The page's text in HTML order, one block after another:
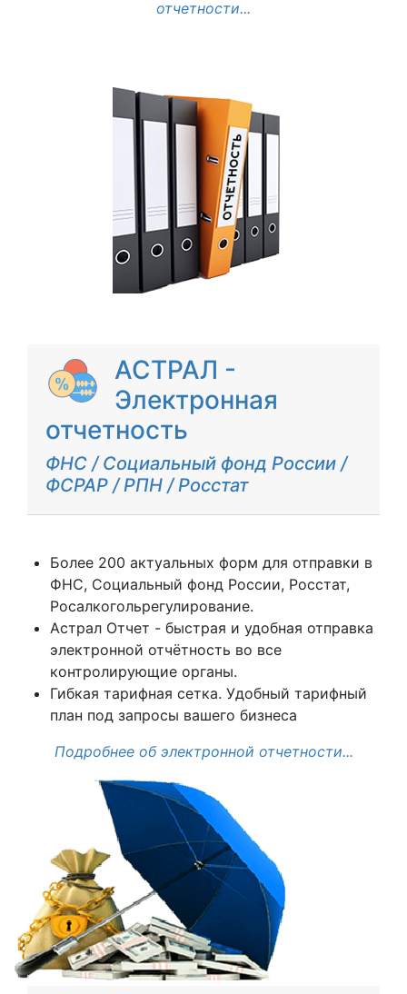
отчетности...
АСТРАЛ -
Электронная
отчетность
ФНС / Социальный фонд России /
ФСРАР / РПН / Росстат
Более 200 актуальных форм для отправки в
ФНС, Социальный фонд России, Росстат,
Росалкогольрегулирование.
Астрал Отчет - быстрая и удобная отправка
электронной отчётность во все
контролирующие органы.
Гибкая тарифная сетка. Удобный тарифный
план под запросы вашего бизнеса
Подробнее об электронной отчетности...